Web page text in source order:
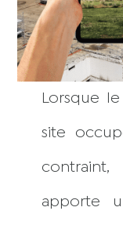
Lorsque
site
apporte